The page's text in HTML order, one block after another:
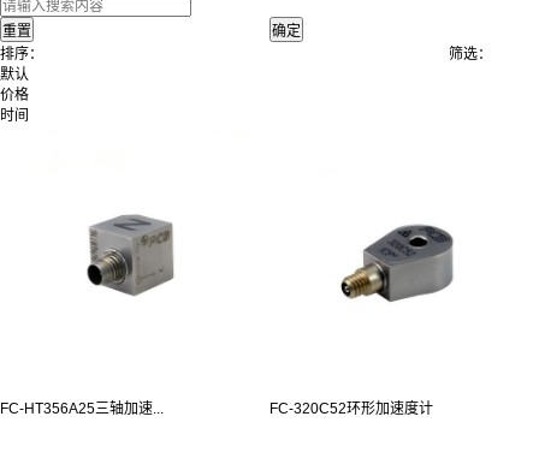
排序：
默认
价格
时间
筛选：
FC-HT356A25三轴加速... FC-320C52环形加速度计